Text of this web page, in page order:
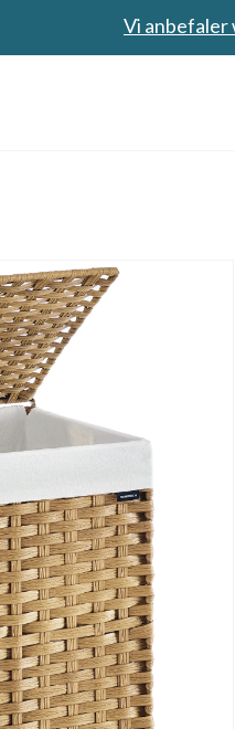
Vi anbefaler